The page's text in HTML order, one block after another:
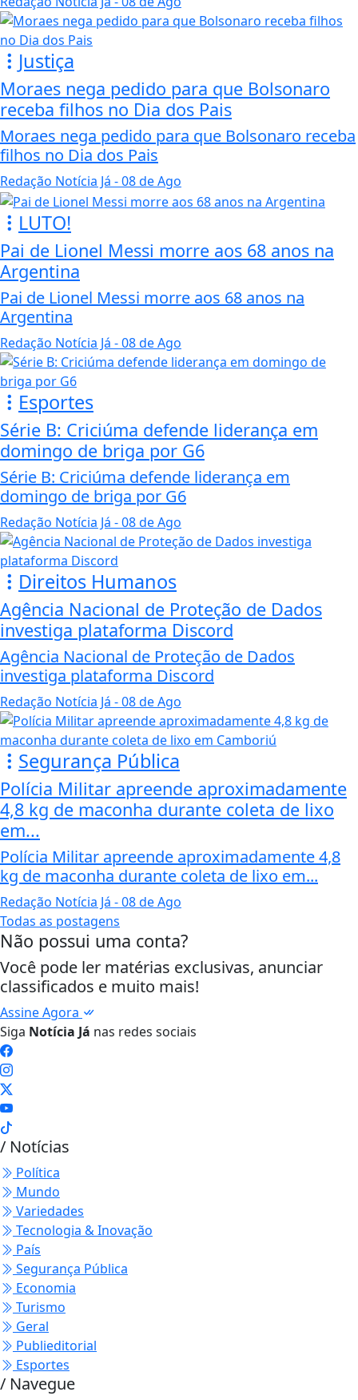
Justiça
Moraes nega pedido para que Bolsonaro
receba filhos no Dia dos Pais
Moraes nega pedido para que Bolsonaro receba
filhos no Dia dos Pais
Redação Notícia Já - 08 de Ago
LUTO!
Pai de Lionel Messi morre aos 68 anos na
Argentina
Pai de Lionel Messi morre aos 68 anos na
Argentina
Redação Notícia Já - 08 de Ago
Esportes
Série B: Criciúma defende liderança em
domingo de briga por G6
Série B: Criciúma defende liderança em
domingo de briga por G6
Redação Notícia Já - 08 de Ago
Direitos Humanos
Agência Nacional de Proteção de Dados
investiga plataforma Discord
Agência Nacional de Proteção de Dados
investiga plataforma Discord
Redação Notícia Já - 08 de Ago
Segurança Pública
Polícia Militar apreende aproximadamente
4,8 kg de maconha durante coleta de lixo
em...
Polícia Militar apreende aproximadamente 4,8
kg de maconha durante coleta de lixo em...
Redação Notícia Já - 08 de Ago
Todas as postagens
Não possui uma conta?
Você pode ler matérias exclusivas, anunciar
classificados e muito mais!
Assine Agora
Siga Notícia Já nas redes sociais
/ Notícias
Política
Mundo
Variedades
Tecnologia & Inovação
País
Segurança Pública
Economia
Turismo
Geral
Publieditorial
Esportes
/ Navegue